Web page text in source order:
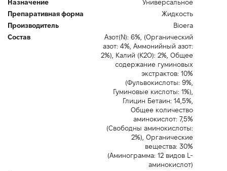
Назначение
Универсальное
Препаративная форма
Жидкость
Производитель
Bioerа
Состав
Азот(N): 6%, (Органический
азот: 4%, Аммонийный азот:
2%), Калий (K2O): 2%, Общее
содержание гуминовых
экстрактов: 10%
(Фульвокислоты: 9%,
Гуминовые кислоты: 1%),
Глицин Бетаин: 14,5%,
Общее количество
аминокислот: 7,5%
(Свободны аминокислоты:
2%), Органические
вещества: 30%
(Аминограмма: 12 видов L-
аминокислот)